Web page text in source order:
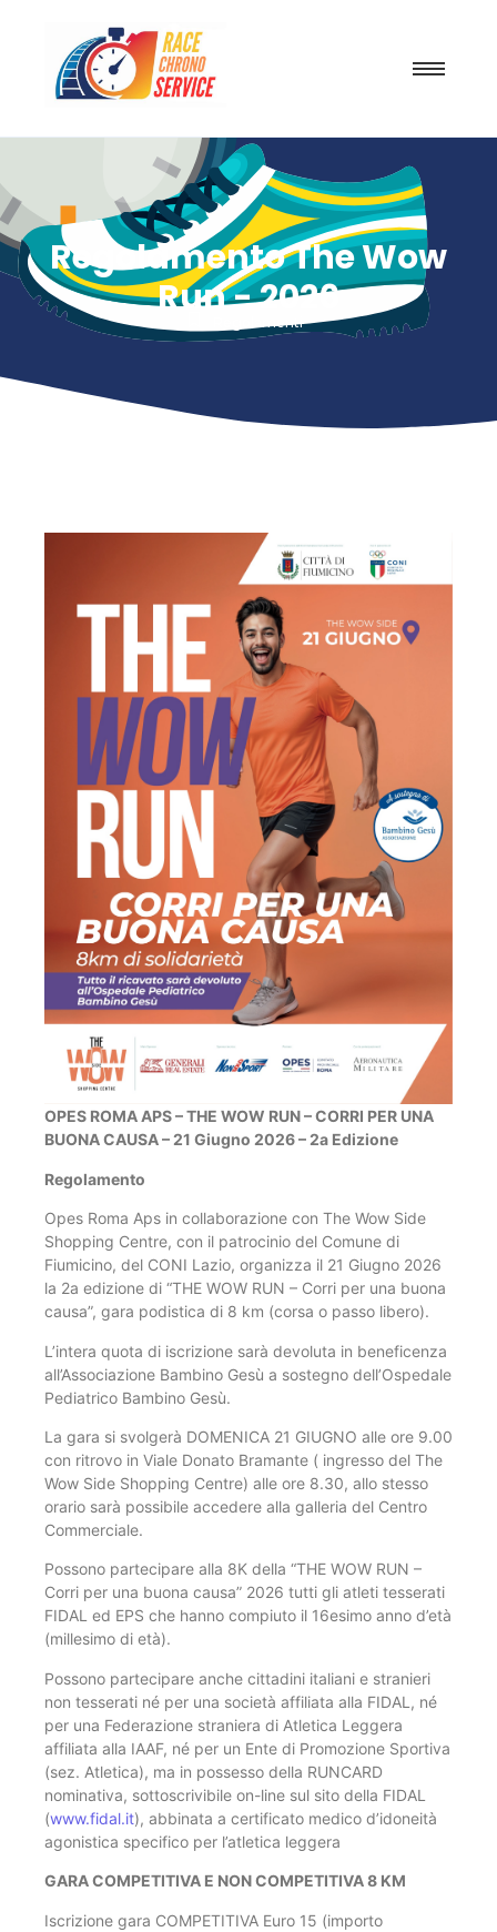
Regolamento The Wow
Run - 2026
Regolamenti
OPES ROMA APS – THE WOW RUN – CORRI PER UNA
BUONA CAUSA – 21 Giugno 2026 – 2a Edizione
Regolamento
Opes Roma Aps in collaborazione con The Wow Side
Shopping Centre, con il patrocinio del Comune di
Fiumicino, del CONI Lazio, organizza il 21 Giugno 2026
la 2a edizione di “THE WOW RUN – Corri per una buona
causa”, gara podistica di 8 km (corsa o passo libero).
L’intera quota di iscrizione sarà devoluta in beneficenza
all’Associazione Bambino Gesù a sostegno dell’Ospedale
Pediatrico Bambino Gesù.
La gara si svolgerà DOMENICA 21 GIUGNO alle ore 9.00
con ritrovo in Viale Donato Bramante ( ingresso del The
Wow Side Shopping Centre) alle ore 8.30, allo stesso
orario sarà possibile accedere alla galleria del Centro
Commerciale.
Possono partecipare alla 8K della “THE WOW RUN –
Corri per una buona causa” 2026 tutti gli atleti tesserati
FIDAL ed EPS che hanno compiuto il 16esimo anno d’età
(millesimo di età).
Possono partecipare anche cittadini italiani e stranieri
non tesserati né per una società affiliata alla FIDAL, né
per una Federazione straniera di Atletica Leggera
affiliata alla IAAF, né per un Ente di Promozione Sportiva
(sez. Atletica), ma in possesso della RUNCARD
nominativa, sottoscrivibile on-line sul sito della FIDAL
(www.fidal.it), abbinata a certificato medico d’idoneità
agonistica specifico per l’atletica leggera
GARA COMPETITIVA E NON COMPETITIVA 8 KM
Iscrizione gara COMPETITIVA Euro 15 (importo